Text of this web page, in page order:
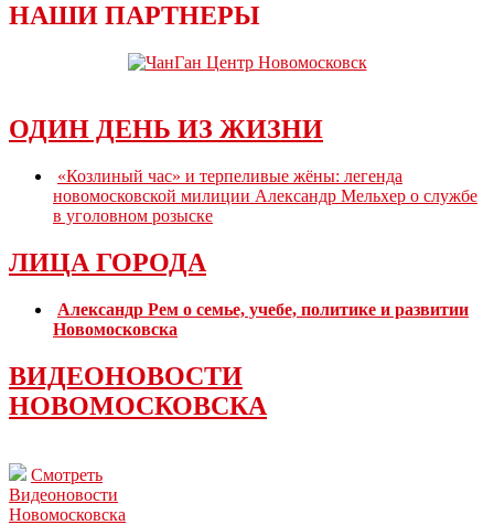
НАШИ ПАРТНЕРЫ
ОДИН ДЕНЬ ИЗ ЖИЗНИ
«Козлиный час» и терпеливые жёны: легенда
новомосковской милиции Александр Мельхер о службе
в уголовном розыске
ЛИЦА ГОРОДА
Александр Рем о семье, учебе, политике и развитии
Новомосковска
ВИДЕОНОВОСТИ
НОВОМОСКОВСКА
Смотреть
Видеоновости
Новомосковска